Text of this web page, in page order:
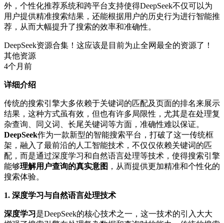
外，个性化推荐系统和跨平台支持使得DeepSeek不仅可以为
用户提供精准搜索结果，还能根据用户的历史行为进行智能推
荐，从而大幅提升了搜索的效率和准确性。
DeepSeek资源合集！这应该是目前为止全网最全的资源了！
其他资源
4个月前
详细介绍
传统的搜索引擎大多依赖于关键词的匹配及页面的排名来展示
结果，这种方式虽有效，但也有许多局限性，尤其是在处理复
杂查询、同义词、长尾关键词等方面，准确性难以保证。
DeepSeek作为一款新型的智能搜索平台，打破了这一传统框
架，融入了最前沿的人工智能技术，不仅仅依赖关键词的匹
配，而是通过深度学习和自然语言处理等技术，使得搜索引擎
能够理解用户查询的真实意图 ，从而提供更加精准和个性化的
搜索体验。
1. 深度学习与自然语言处理技术
深度学习 是DeepSeek的核心技术之一，这一技术的引入大大